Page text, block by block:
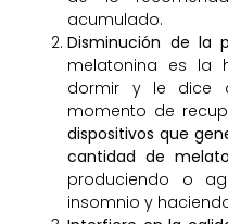
acumulado.
Disminución de la
melatonina es la
dormir y le dice
momento de
dispositivos que
cantidad de
produciendo o
insomnio y